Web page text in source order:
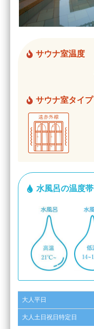
サウナ室温度
サウナ室タイプ
水風呂の温度帯
大人平日
大人土日祝日特定日